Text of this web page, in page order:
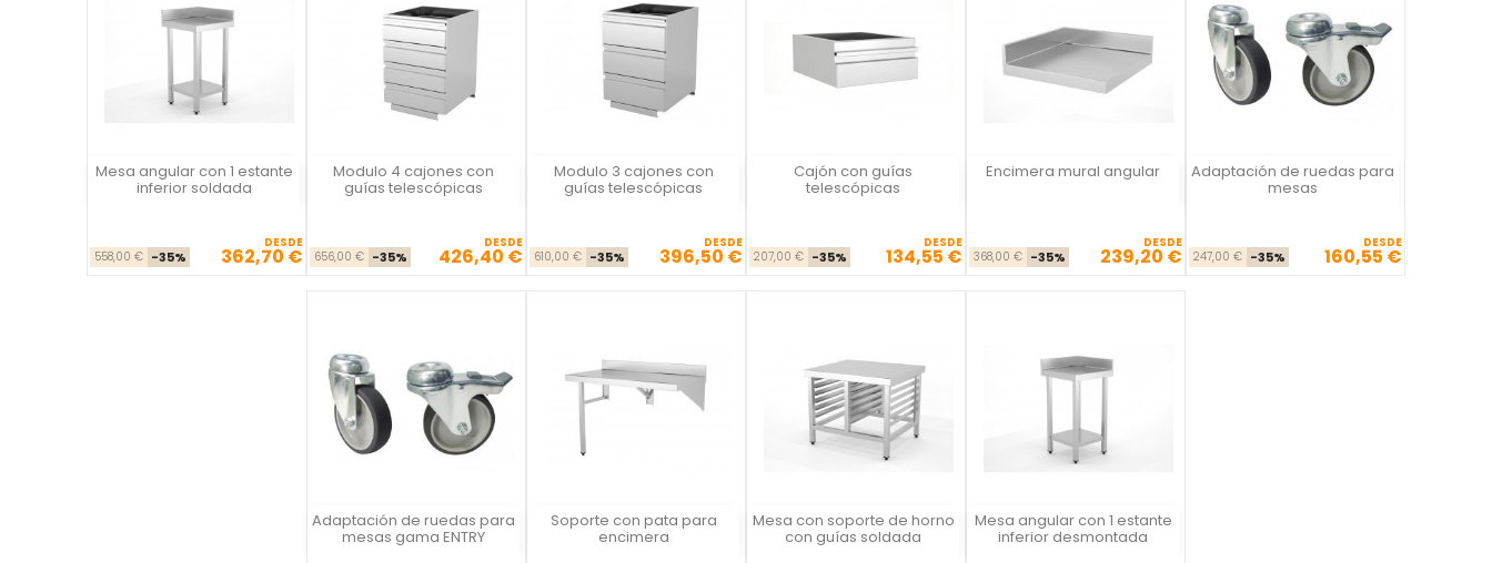
Mesa angular con 1 estante
inferior soldada
Precio base
558,00 € -35% Precio
DESDE
362,70 €

Vista rápida Modulo 4 cajones con
guías telescópicas
Precio base
656,00 € -35% Precio
DESDE
426,40 €
Vista rápida Modulo 3 cajones con
guías telescópicas
Precio base
610,00 € -35% Precio
DESDE
396,50 €
Vista rápida Cajón con guías
telescópicas
Precio base
207,00 € -35% Precio
DESDE
134,55 €
Vista rápida Encimera mural angular
Precio base
368,00 € -35% Precio
DESDE
239,20 €

Vista rápida Adaptación de ruedas para
mesas
Precio base
247,00 € -35% Precio
DESDE
160,55 €

Vista rápida
Adaptación de ruedas para
mesas gama ENTRY 
Vista rápida Soporte con pata para
encimera 
Vista rápida Mesa con soporte de horno
con guías soldada 
Vista rápida Mesa angular con 1 estante
inferior desmontada 
Vista rápida